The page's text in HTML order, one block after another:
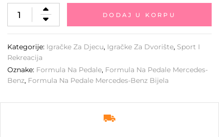
DODAJ U KORPU
Kategorije: Igračke Za Djecu, Igračke Za Dvorište, Sport I
Rekreacija
Oznake: Formula Na Pedale, Formula Na Pedale Mercedes-
Benz, Formula Na Pedale Mercedes-Benz Bijela